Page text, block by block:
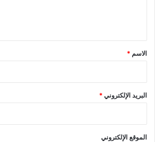
*
الاسم *
البريد الإلكتروني*
الموقع الإلكتروني